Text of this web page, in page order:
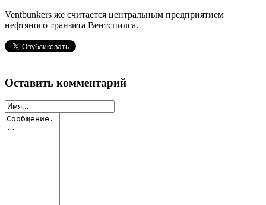
Ventbunkers же считается центральным предприятием
нефтяного транзита Вентспилса.
Оставить комментарий